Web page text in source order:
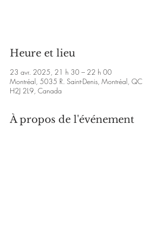
Heure et lieu
23 avr. 2025, 21 h 30 – 22 h 00
Montréal, 5035 R. Saint-Denis, Montréal, QC
H2J 2L9, Canada
À propos de l'événement